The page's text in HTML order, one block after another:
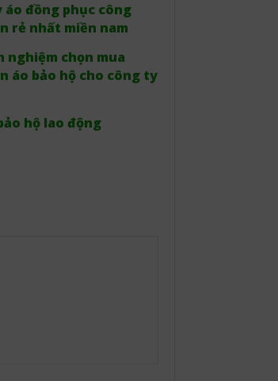
áo đồng phục công
rẻ nhất miền nam
nghiệm chọn mua
áo bảo hộ cho công ty
hộ lao động